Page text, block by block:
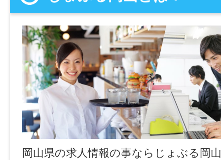
岡山県の求人情報の事ならじょぶる岡